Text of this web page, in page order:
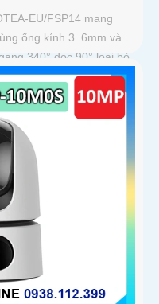
EU/FSP14 mang
ống kính 3. 6mm và
340° dọc 90° loại bỏ